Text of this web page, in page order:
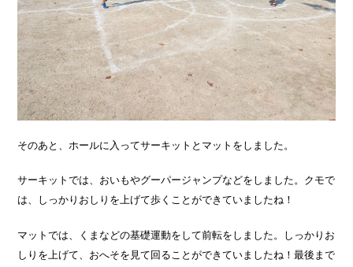
そのあと、ホールに入ってサーキットとマットをしました。
サーキットでは、おいもやグーパージャンプなどをしました。クモで
は、しっかりおしりを上げて歩くことができていましたね！
マットでは、くまなどの基礎運動をして前転をしました。しっかりお
しりを上げて、おへそを見て回ることができていましたね！最後まで